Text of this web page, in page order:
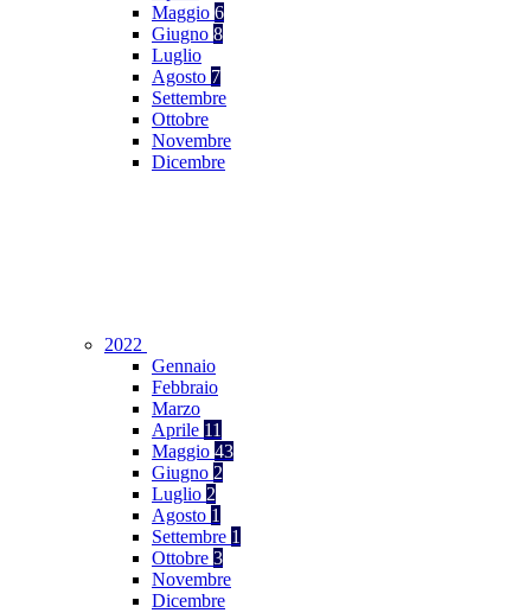
Maggio 6
Giugno 8
Luglio
Agosto 7
Settembre
Ottobre
Novembre
Dicembre
2022
Gennaio
Febbraio
Marzo
Aprile 11
Maggio 43
Giugno 2
Luglio 2
Agosto 1
Settembre 1
Ottobre 3
Novembre
Dicembre